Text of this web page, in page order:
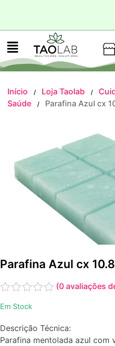
Loja
Início / Loja Taolab /
Saúde
/ Parafina Azul cx
Parafina Azul cx
0
5
(0 avaliações
Em Stock
Descrição Técnica:
Parafina mentolada azul com